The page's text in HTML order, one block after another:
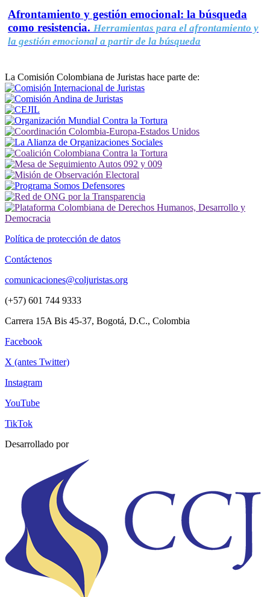
Afrontamiento y gestión emocional: la búsqueda
como resistencia. Herramientas para el afrontamiento y
la gestión emocional a partir de la búsqueda
La Comisión Colombiana de Juristas hace parte de:
Política de protección de datos
Contáctenos
comunicaciones@coljuristas.org
(+57) 601 744 9333
Carrera 15A Bis 45-37, Bogotá, D.C., Colombia
Facebook
X (antes Twitter)
Instagram
YouTube
TikTok
Desarrollado por